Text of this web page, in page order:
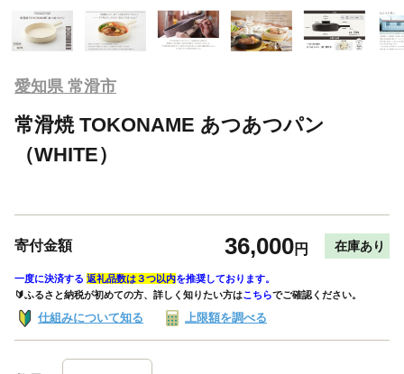
愛知県 常滑市
常滑焼 TOKONAME あつあつパン
（WHITE）
寄付金額 36,000円 在庫あり
一度に決済する 返礼品数は３つ以内を推奨しております。
🔰ふるさと納税が初めての方、詳しく知りたい方はこちらでご確認ください。
仕組みについて知る 上限額を調べる